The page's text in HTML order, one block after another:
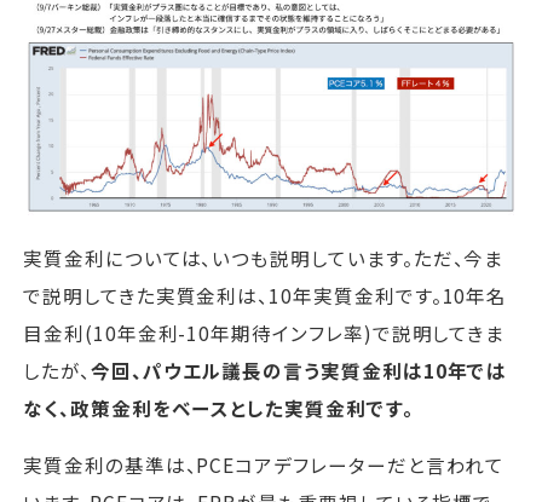
実質金利については、いつも説明しています。ただ、今ま
で説明してきた実質金利は、10年実質金利です。10年名
目金利(10年金利-10年期待インフレ率)で説明してきま
したが、 今回、パウエル議長の言う実質金利は10年では
なく、政策金利をベースとした実質金利です。
実質金利の基準は、PCEコアデフレーターだと言われて